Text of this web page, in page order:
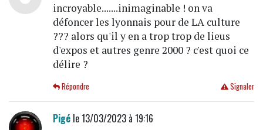
incroyable.......inimaginable ! on va
défoncer les lyonnais pour de LA culture
??? alors qu'il y en a trop trop de lieus
d'expos et autres genre 2000 ? c'est quoi ce
délire ?
Signaler
Répondre
Pigéle 13/03/2023 à 19:16